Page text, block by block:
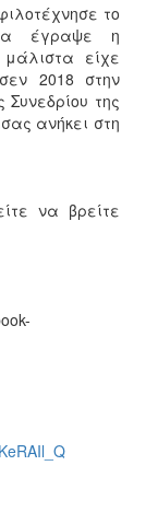
το
έγραψε η
είχε
2018 στην
Συνεδρίου της
ανήκει στη
να βρείτε